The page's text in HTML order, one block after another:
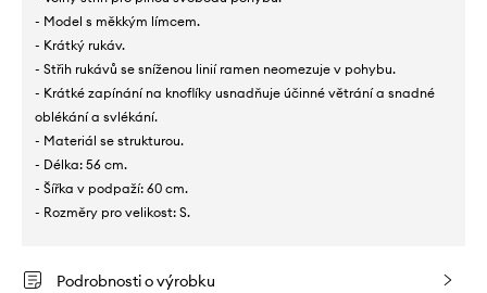
- Model s měkkým límcem.
- Krátký rukáv.
- Střih rukávů se sníženou linií ramen neomezuje v pohybu.
- Krátké zapínání na knoflíky usnadňuje účinné větrání a snadné
oblékání a svlékání.
- Materiál se strukturou.
- Délka: 56 cm.
- Šířka v podpaží: 60 cm.
- Rozměry pro velikost: S.
Podrobnosti o výrobku